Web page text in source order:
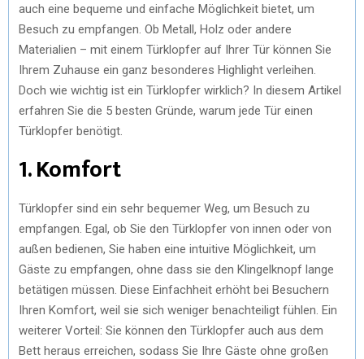
auch eine bequeme und einfache Möglichkeit bietet, um
Besuch zu empfangen. Ob Metall, Holz oder andere
Materialien – mit einem Türklopfer auf Ihrer Tür können Sie
Ihrem Zuhause ein ganz besonderes Highlight verleihen.
Doch wie wichtig ist ein Türklopfer wirklich? In diesem Artikel
erfahren Sie die 5 besten Gründe, warum jede Tür einen
Türklopfer benötigt.
1. Komfort
Türklopfer sind ein sehr bequemer Weg, um Besuch zu
empfangen. Egal, ob Sie den Türklopfer von innen oder von
außen bedienen, Sie haben eine intuitive Möglichkeit, um
Gäste zu empfangen, ohne dass sie den Klingelknopf lange
betätigen müssen. Diese Einfachheit erhöht bei Besuchern
Ihren Komfort, weil sie sich weniger benachteiligt fühlen. Ein
weiterer Vorteil: Sie können den Türklopfer auch aus dem
Bett heraus erreichen, sodass Sie Ihre Gäste ohne großen